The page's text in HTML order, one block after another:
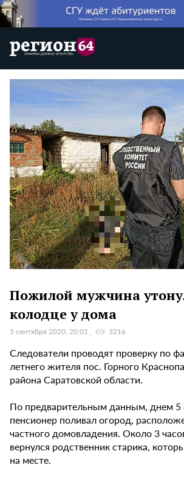
Пожилой мужчина
колодце у дома
5 сентября 2020, 20:02 3216
Следователи проводят проверку по
летнего жителя пос. Горного
района Саратовской области.
По предварительным данным, днем 5
пенсионер поливал огород,
частного домовладения. Около 3
вернулся родственник старика,
на месте.